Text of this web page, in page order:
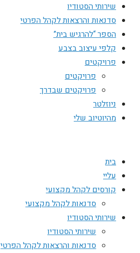
שירותי הסטודיו
סדנאות והרצאות לקהל הפרטי
הספר “להרגיש בית”
קלפי עיצוב בצבע
פרויקטים
פרויקטים
פרויקטים שבדרך
ניוזלטר
מהיוטיוב שלי
בית
עליי
קורסים לקהל מקצועי
סדנאות לקהל מקצועי
שירותי הסטודיו
שירותי הסטודיו
סדנאות והרצאות לקהל הפרטי